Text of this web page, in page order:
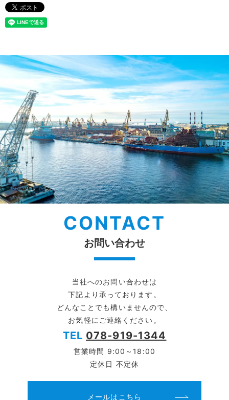
CONTACT
お問い合わせ
当社へのお問い合わせは
下記より承っております。
どんなことでも構いませんので、
お気軽にご連絡ください。
TEL 078-919-1344
営業時間 9:00～18:00
定休日 不定休
メールはこちら